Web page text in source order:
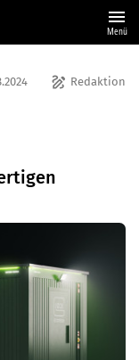
menu
Menü
draw Redaktion